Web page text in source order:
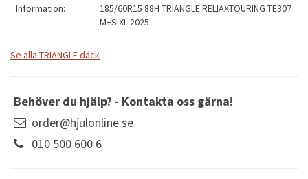
Information:
185/60R15 88H TRIANGLE RELIAXTOURING TE307
M+S XL 2025
Se alla TRIANGLE däck
Behöver du hjälp? - Kontakta oss gärna!
order@hjulonline.se
010 500 600 6